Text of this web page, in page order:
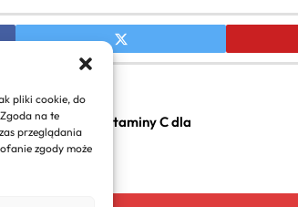
pliki cookie, do
na te
przeglądania
zgody może
witaminy C dla